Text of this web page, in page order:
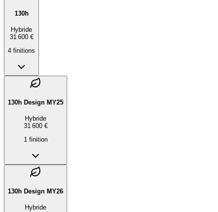
130h
Hybride
31 600 €
4 finitions
130h Design MY25
Hybride
31 600 €
1finition
130h Design MY26
Hybride